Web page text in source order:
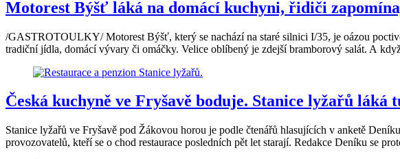
Motorest Býšť láká na domácí kuchyni, řidiči
/GASTROTOULKY/ Motorest Býšť, který se nachází na staré silnici I/35, je oázou
tradiční jídla, domácí vývary či omáčky. Velice oblíbený je zdejší bramborový salát. A
Česká kuchyně ve Fryšavě boduje. Stanice lyžařů láká
Stanice lyžařů ve Fryšavě pod Žákovou horou je podle čtenářů hlasujících v anketě
provozovatelů, kteří se o chod restaurace posledních pět let starají. Redakce Deníku se